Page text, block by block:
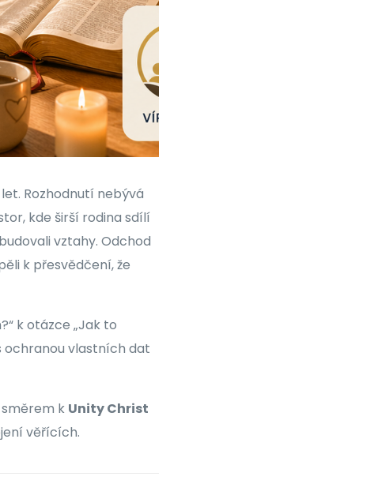
Rozhodnutí nebývá
kde širší rodina sdílí
vztahy. Odchod
k přesvědčení, že
k otázce „Jak to
ochranou vlastních dat
k Unity Christ
věřících.